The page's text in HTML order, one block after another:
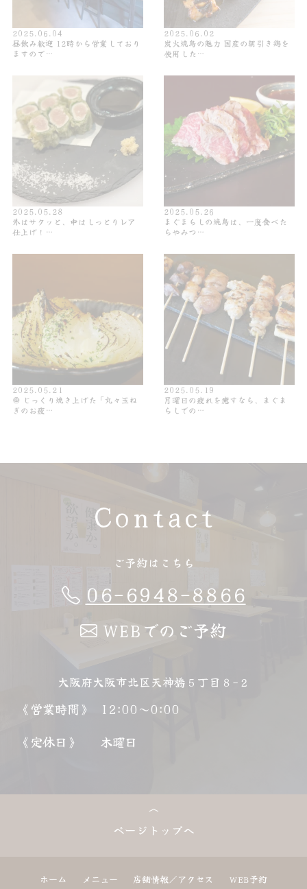
2025.06.04
昼飲み歓迎 12時から営業しており
ますので…
2025.06.02
炭火焼鳥の魅力 国産の朝引き鶏を
使用した…
2025.05.28
外はサクッと、中はしっとりレア
仕上げ！…
2025.05.26
まぐまらしの焼鳥は、一度食べた
らやみつ…
2025.05.21
🧅 じっくり焼き上げた「丸々玉ね
ぎのお疲…
2025.05.19
月曜日の疲れを癒すなら、まぐま
らしでの…
Contact
ご予約はこちら
06-6948-8866
WEBでのご予約
大阪府大阪市北区天神橋５丁目８−２
《営業時間》
12:00～0:00
《定休日》
木曜日
ページトップへ
ホーム メニュー 店舗情報／アクセス WEB予約